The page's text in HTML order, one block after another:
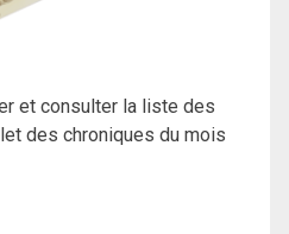
et consulter la liste des
des chroniques du mois